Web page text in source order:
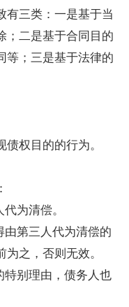
三类：一是基于当
；二是基于合同目的
等；三是基于法律的
权目的的行为。
为清偿。
第三人代为清偿的
之，否则无效。
别理由，债务人也